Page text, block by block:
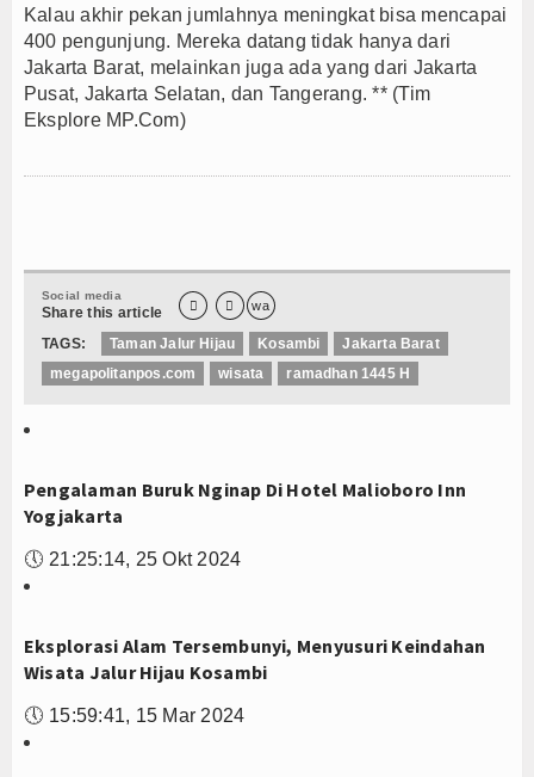
Kalau akhir pekan jumlahnya meningkat bisa mencapai
400 pengunjung. Mereka datang tidak hanya dari
Jakarta Barat, melainkan juga ada yang dari Jakarta
Pusat, Jakarta Selatan, dan Tangerang. ** (Tim
Eksplore MP.Com)
Social media
Share this article   wa
TAGS: Taman Jalur Hijau Kosambi
Jakarta Barat
megapolitanpos.com
wisata ramadhan 1445 H
Pengalaman Buruk Nginap Di Hotel Malioboro Inn
Yogjakarta
🕔 21:25:14, 25 Okt 2024
Eksplorasi Alam Tersembunyi, Menyusuri Keindahan
Wisata Jalur Hijau Kosambi
🕔 15:59:41, 15 Mar 2024